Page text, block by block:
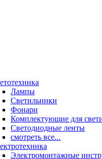
Лампы
Светильники
Фонари
Комплектующие для
Светодиодные ленты
смотреть все...
Электромонтажные